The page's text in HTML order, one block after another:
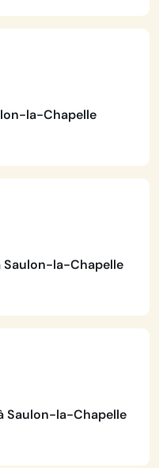
la-Chapelle
Saulon-la-Chapelle
Saulon-la-Chapelle